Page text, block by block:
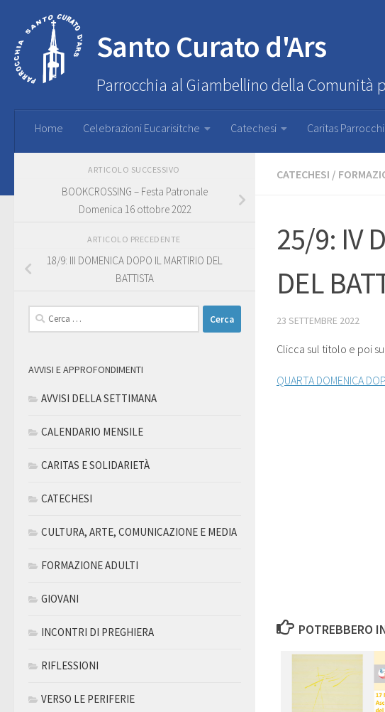
Santo Curato d'Ars
Parrocchia al Giambellino della Comunità
Home Celebrazioni Eucarisitche Catechesi Caritas
CATECHESI /
25/9: IV
DEL
23 SETTEMBRE 2022
Clicca sul titolo e poi
QUARTA DOMENICA
POTREBBERO
ARTICOLO SUCCESSIVO
BOOKCROSSING – Festa Patronale
Domenica 16 ottobre 2022
ARTICOLO PRECEDENTE
18/9: III DOMENICA DOPO IL MARTIRIO DEL
BATTISTA
Ricerca
per:
AVVISI E APPROFONDIMENTI
AVVISI DELLA SETTIMANA
CALENDARIO MENSILE
CARITAS E SOLIDARIETÀ
CATECHESI
CULTURA, ARTE, COMUNICAZIONE E MEDIA
FORMAZIONE ADULTI
GIOVANI
INCONTRI DI PREGHIERA
RIFLESSIONI
VERSO LE PERIFERIE